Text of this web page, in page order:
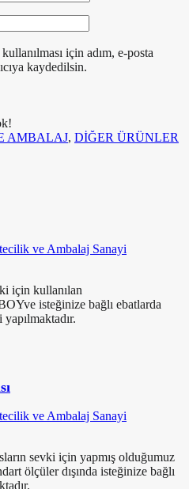
için adım, e-posta
kaydedilsin.
AMBALAJ, DİĞER ÜRÜNLER
ve Ambalaj Sanayi
için kullanılan
isteğinize bağlı ebatlarda
ve Ambalaj Sanayi
sevki için yapmış olduğumuz
ölçüler dışında isteğinize bağlı